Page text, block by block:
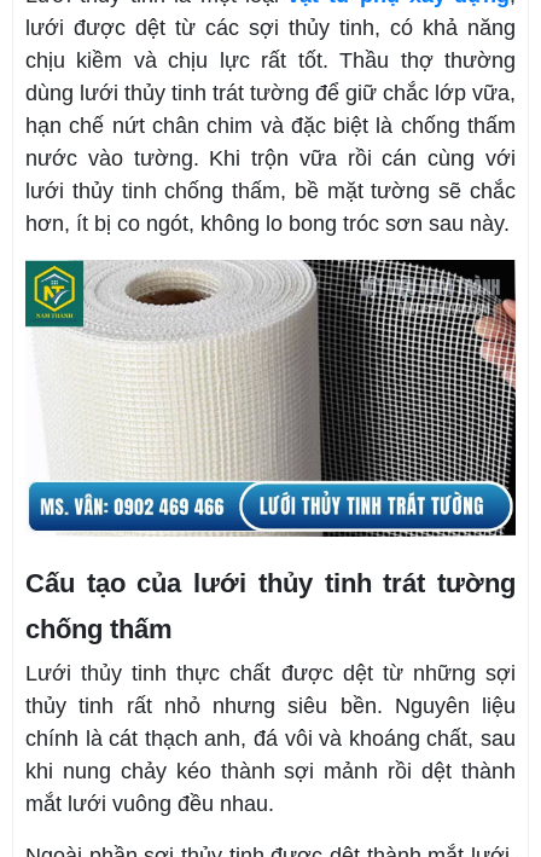
lưới được dệt từ các sợi thủy tinh, có khả năng
chịu kiềm và chịu lực rất tốt. Thầu thợ thường
dùng lưới thủy tinh trát tường để giữ chắc lớp vữa,
hạn chế nứt chân chim và đặc biệt là chống thấm
nước vào tường. Khi trộn vữa rồi cán cùng với
lưới thủy tinh chống thấm, bề mặt tường sẽ chắc
hơn, ít bị co ngót, không lo bong tróc sơn sau này.
Cấu tạo của lưới thủy tinh trát tường
chống thấm
Lưới thủy tinh thực chất được dệt từ những sợi
thủy tinh rất nhỏ nhưng siêu bền. Nguyên liệu
chính là cát thạch anh, đá vôi và khoáng chất, sau
khi nung chảy kéo thành sợi mảnh rồi dệt thành
mắt lưới vuông đều nhau.